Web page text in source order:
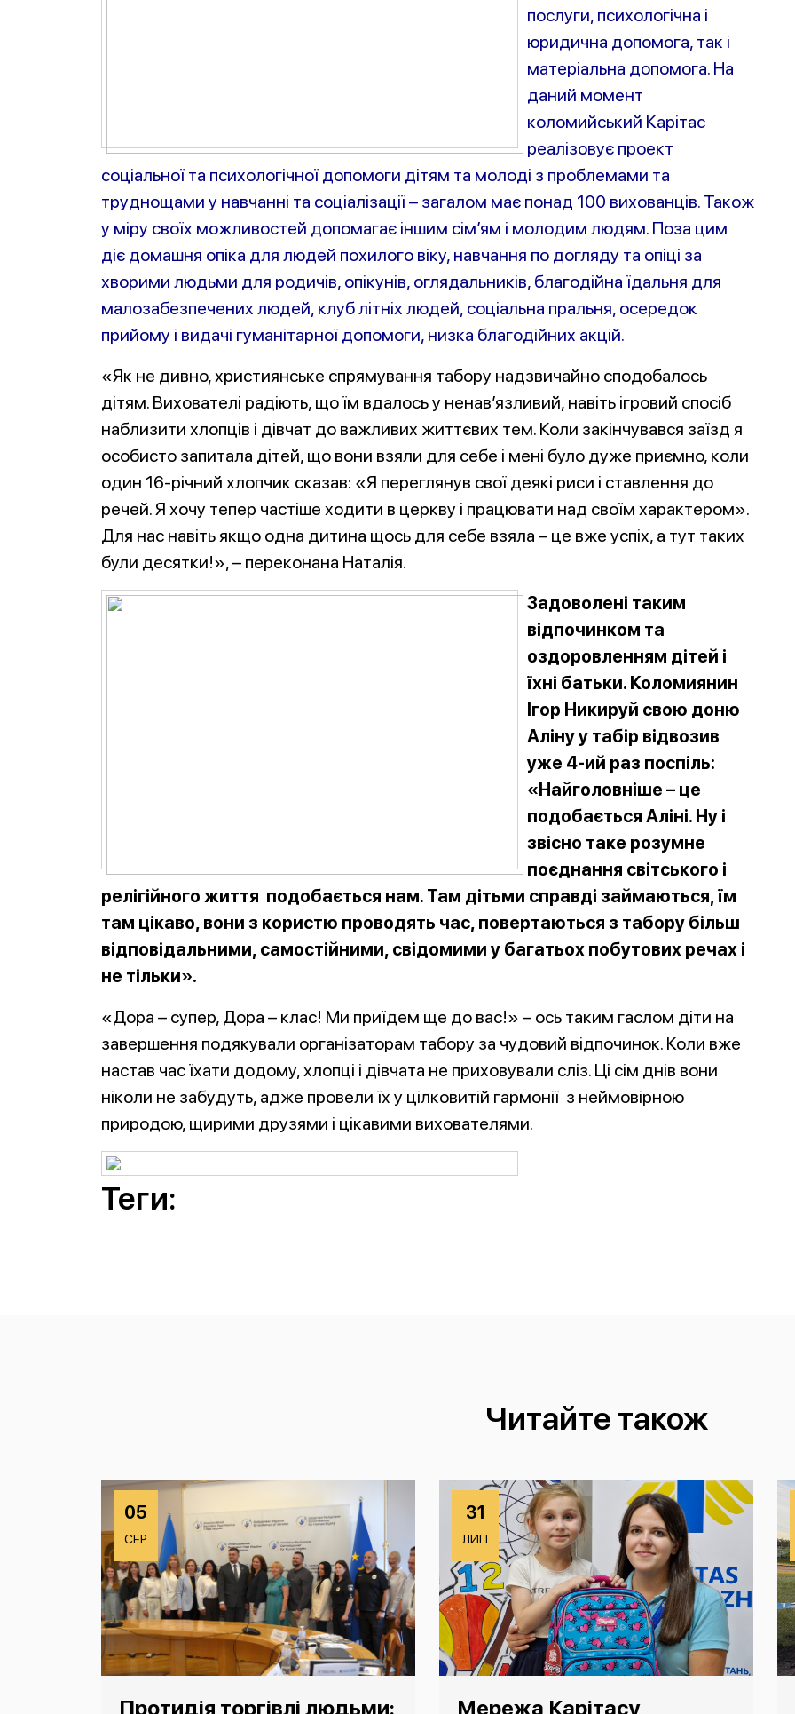
послуги, психологічна і
юридична допомога, так і
матеріальна допомога. На
даний момент
коломийський Карітас
реалізовує проект
соціальної та психологічної допомоги дітям та молоді з проблемами та
труднощами у навчанні та соціалізації – загалом має понад 100 вихованців. Також
у міру своїх можливостей допомагає іншим сім’ям і молодим людям. Поза цим
діє домашня опіка для людей похилого віку, навчання по догляду та опіці за
хворими людьми для родичів, опікунів, оглядальників, благодійна їдальня для
малозабезпечених людей, клуб літніх людей, соціальна пральня, осередок
прийому і видачі гуманітарної допомоги, низка благодійних акцій.
«Як не дивно, християнське спрямування табору надзвичайно сподобалось
дітям. Вихователі радіють, що їм вдалось у ненав’язливий, навіть ігровий спосіб
наблизити хлопців і дівчат до важливих життєвих тем. Коли закінчувався заїзд я
особисто запитала дітей, що вони взяли для себе і мені було дуже приємно, коли
один 16-річний хлопчик сказав: «Я переглянув свої деякі риси і ставлення до
речей. Я хочу тепер частіше ходити в церкву і працювати над своїм характером».
Для нас навіть якщо одна дитина щось для себе взяла – це вже успіх, а тут таких
були десятки!», – переконана Наталія.
Задоволені таким
відпочинком та
оздоровленням дітей і
їхні батьки. Коломиянин
Ігор Никируй свою доню
Аліну у табір відвозив
уже 4-ий раз поспіль:
«Найголовніше – це
подобається Аліні. Ну і
звісно таке розумне
поєднання світського і
релігійного життя подобається нам. Там дітьми справді займаються, їм
там цікаво, вони з користю проводять час, повертаються з табору більш
відповідальними, самостійними, свідомими у багатьох побутових речах і
не тільки».
«Дора – супер, Дора – клас! Ми приїдем ще до вас!» – ось таким гаслом діти на
завершення подякували організаторам табору за чудовий відпочинок. Коли вже
настав час їхати додому, хлопці і дівчата не приховували сліз. Ці сім днів вони
ніколи не забудуть, адже провели їх у цілковитій гармонії з неймовірною
природою, щирими друзями і цікавими вихователями.
Теги:
Читайте також
05
СЕР
Протидія торгівлі людьми:
31
ЛИП
Мережа Карітасу